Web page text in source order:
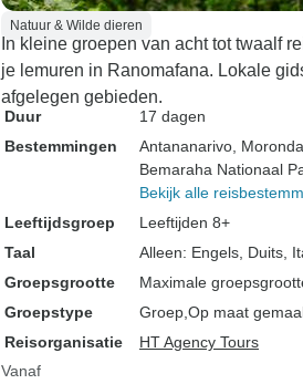
Natuur & Wilde dieren
In kleine groepen van acht tot twaalf
je lemuren in Ranomafana. Lokale
afgelegen gebieden.
Duur
17 dagen
Bestemmingen
Antananarivo ,
Bemaraha Nationaal
Bekijk alle
Leeftijdsgroep
Leeftijden 8+
Taal
Alleen: Engels, Duits,
Groepsgrootte
Maximale
Groepstype
Groep Op maat
Reisorganisatie
HT Agency Tours
Vanaf